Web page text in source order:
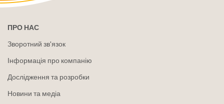
ПРО НАС
Зворотний зв'язок
Інформація про компанію
Дослідження та розробки
Новини та медіа